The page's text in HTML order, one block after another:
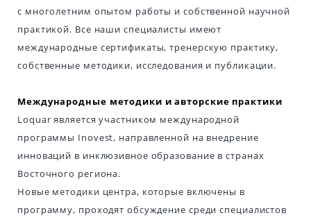
с многолетним опытом работы и собственной научной
практикой. Все наши специалисты имеют
международные сертификаты, тренерскую практику,
собственные методики, исследования и публикации.
Международные методики и авторские практики
Loquar является участником международной
программы Inovest, направленной на внедрение
инноваций в инклюзивное образование в странах
Восточного региона.
Новые методики центра, которые включены в
программу, проходят обсуждение среди специалистов